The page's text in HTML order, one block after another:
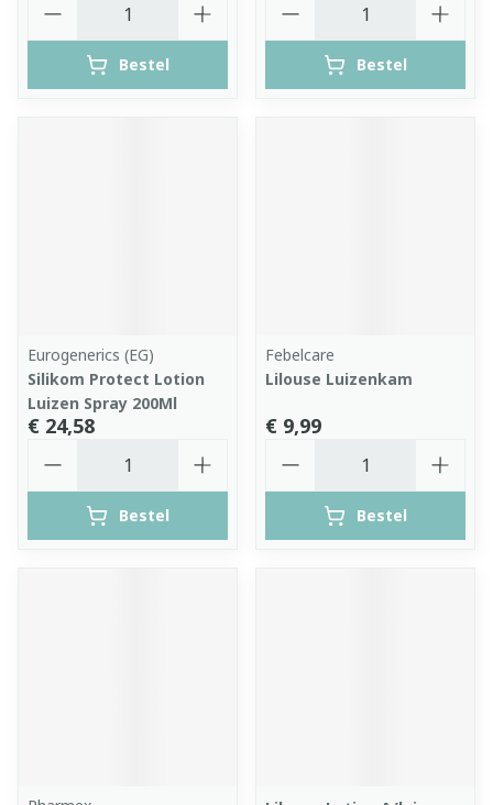
Bestel Bestel
Eurogenerics (EG)
Silikom Protect Lotion
Luizen Spray 200Ml
€ 24,58
Bestel
Febelcare
Lilouse Luizenkam
€ 9,99
Bestel